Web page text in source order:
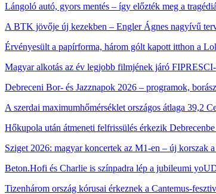
Lángoló autó, gyors mentés – így előzték meg a
A BTK jövője új kezekben – Engler Ágnes nagyívű
Érvényesült a papírforma, három gólt kapott itthon a
Magyar alkotás az év legjobb filmjének járó
Debreceni Bor- és Jazznapok 2026 – programok,
A szerdai maximumhőmérséklet országos átlaga 39,2
Hőkupola után átmeneti felfrissülés érkezik
Sziget 2026: magyar koncertek az M1‑en – új korszak
Beton.Hofi és Charlie is színpadra lép a jubileumi
Tizenhárom ország kórusai érkeznek a Cantemus-